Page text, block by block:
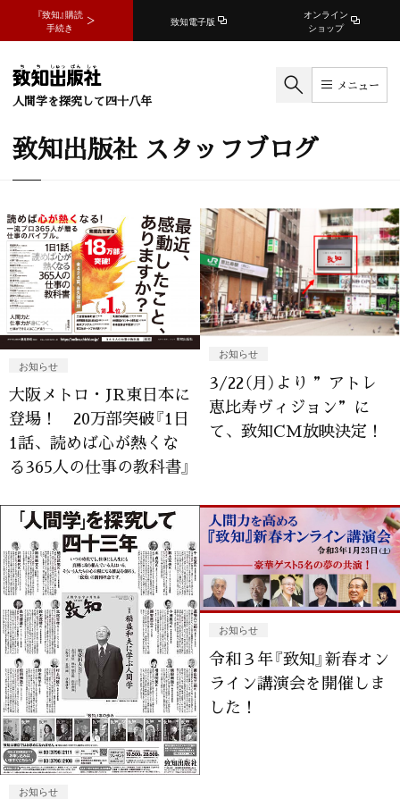
『致知』購読
手続き
致知電子版
オンライン
ショップ
人間学を探究して四十八年
メニュー
致知出版社 スタッフブログ
お知らせ
大阪メトロ・JR東日本に
登場！ 20万部突破『1日
1話、読めば心が熱くな
る365人の仕事の教科書』
お知らせ
3/22（月）より ”アトレ
恵比寿ヴィジョン”に
て、致知CM放映決定！
お知らせ
お知らせ
令和３年『致知』新春オン
ライン講演会を開催しま
した！